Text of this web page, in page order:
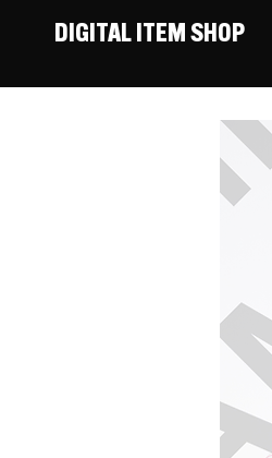
DIGITAL ITEM SHOP